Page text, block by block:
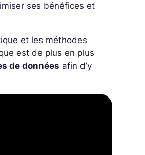
ses bénéfices et
et les méthodes
est de plus en plus
de données afin d’y